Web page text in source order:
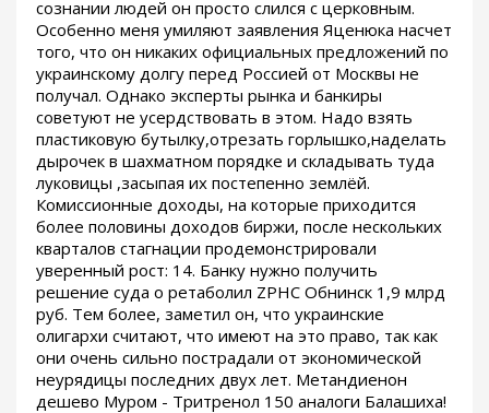
сознании людей он просто слился с церковным.
Особенно меня умиляют заявления Яценюка насчет
того, что он никаких официальных предложений по
украинскому долгу перед Россией от Москвы не
получал. Однако эксперты рынка и банкиры
советуют не усердствовать в этом. Надо взять
пластиковую бутылку,отрезать горлышко,наделать
дырочек в шахматном порядке и складывать туда
луковицы ,засыпая их постепенно землёй.
Комиссионные доходы, на которые приходится
более половины доходов биржи, после нескольких
кварталов стагнации продемонстрировали
уверенный рост: 14. Банку нужно получить
решение суда о ретаболил ZPHC Обнинск 1,9 млрд
руб. Тем более, заметил он, что украинские
олигархи считают, что имеют на это право, так как
они очень сильно пострадали от экономической
неурядицы последних двух лет. Метандиенон
дешево Муром - Тритренол 150 аналоги Балашиха!